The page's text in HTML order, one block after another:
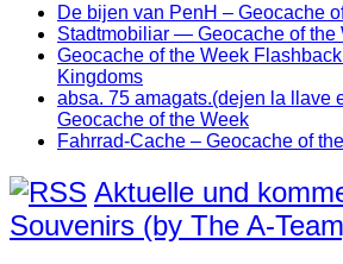
De bijen van PenH – Geocache
Stadtmobiliar — Geocache of the
Geocache of the Week
Kingdoms
absa. 75 amagats.(dejen la llave
Geocache of the Week
Fahrrad-Cache – Geocache of
Aktuelle und
Souvenirs (by The A-